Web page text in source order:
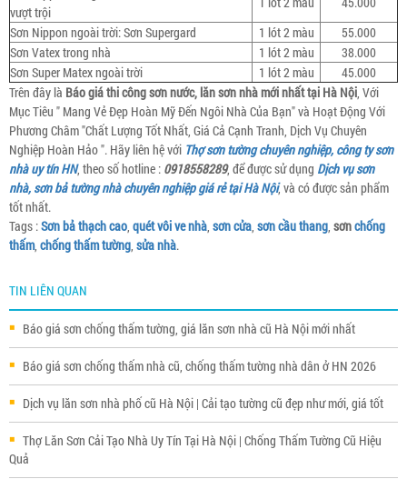
vượt trội
Sơn Nippon ngoài trời: Sơn Supergard
1 lót 2 màu
55.000
Sơn Vatex trong nhà
1 lót 2 màu
38.000
Sơn Super Matex ngoài trời
1 lót 2 màu
45.000
Trên đây là Báo giá thi công sơn nước, lăn sơn nhà mới nhất tại Hà Nội, Với
Mục Tiêu " Mang Vẻ Đẹp Hoàn Mỹ Đến Ngôi Nhà Của Bạn" và Hoạt Động Với
Phương Châm "Chất Lượng Tốt Nhất, Giá Cả Cạnh Tranh, Dịch Vụ Chuyên
Nghiệp Hoàn Hảo ". Hãy liên hệ với Thợ sơn tường chuyên nghiệp, công ty sơn
nhà uy tín HN, theo số hotline : 0918558289, để được sử dụng Dịch vụ sơn
nhà, sơn bả tường nhà chuyên nghiệp giá rẻ tại Hà Nội, và có được sản phẩm
tốt nhất.
Tags :Sơn bả thạch cao, quét vôi ve nhà, sơn cửa, sơn cầu thang, sơnchống
thấm, chống thấm tường, sửa nhà.
TIN LIÊN QUAN
Báo giá sơn chống thấm tường, giá lăn sơn nhà cũ Hà Nội mới nhất
Báo giá sơn chống thấm nhà cũ, chống thấm tường nhà dân ở HN 2026
Dịch vụ lăn sơn nhà phố cũ Hà Nội | Cải tạo tường cũ đẹp như mới, giá tốt
Thợ Lăn Sơn Cải Tạo Nhà Uy Tín Tại Hà Nội | Chống Thấm Tường Cũ Hiệu
Quả